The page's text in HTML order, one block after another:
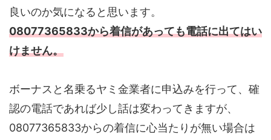
良いのか気になると思います。
08077365833から着信があっても電話に出てはい
けません。
ボーナスと名乗るヤミ金業者に申込みを行って、確
認の電話であれば少し話は変わってきますが、
08077365833からの着信に心当たりが無い場合は